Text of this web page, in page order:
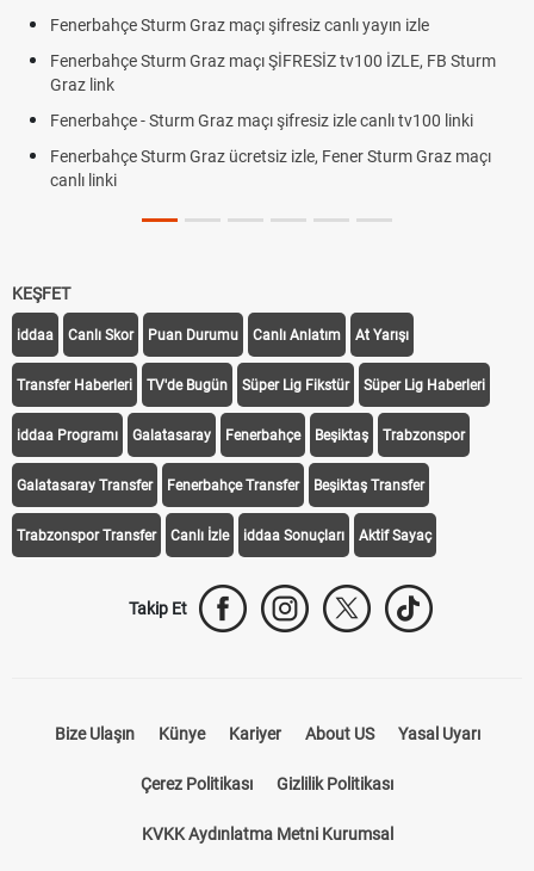
Fenerbahçe Sturm Graz maçı şifresiz canlı yayın izle
Fenerbahçe Sturm Graz maçı ŞİFRESİZ tv100 İZLE, FB Sturm
Graz link
Fenerbahçe - Sturm Graz maçı şifresiz izle canlı tv100 linki
Fenerbahçe Sturm Graz ücretsiz izle, Fener Sturm Graz maçı
canlı linki
KEŞFET
iddaa Canlı Skor Puan Durumu Canlı Anlatım At Yarışı
Transfer Haberleri TV'de Bugün Süper Lig Fikstür Süper Lig Haberleri
iddaa Programı Galatasaray Fenerbahçe Beşiktaş Trabzonspor
Galatasaray Transfer Fenerbahçe Transfer Beşiktaş Transfer
Trabzonspor Transfer Canlı İzle iddaa Sonuçları Aktif Sayaç
Takip Et
Bize Ulaşın Künye Kariyer About US Yasal Uyarı
Çerez Politikası Gizlilik Politikası
KVKK Aydınlatma Metni Kurumsal